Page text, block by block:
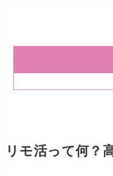
リモ活って何？